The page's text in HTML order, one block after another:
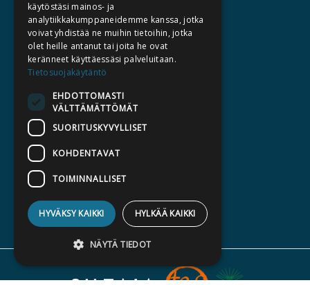
WHAT'S NEW
BECOME AN AUTHOR
COMMISSIONED BOOKS
E-BOOKS AND AUDIOBOOKS
PRE-ORDERS
GIFT CARD
käytöstäsi mainos- ja
analytiikkakumppaneidemme kanssa, jotka
voivat yhdistää ne muihin tietoihin, jotka
olet heille antanut tai joita he ovat
keränneet käyttäessäsi palveluitaan.
Tietosuojakäytäntö
EHDOTTOMASTI
VÄLTTÄMÄTTÖMÄT
SUORITUSKYVYLLISET
KOHDENTAVAT
TOIMINNALLISET
HYVÄKSY KAIKKI HYLKÄÄ KAIKKI
NÄYTÄ TIEDOT